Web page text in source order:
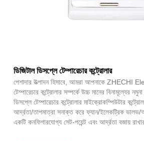
ডিজিটাল ডিসপ্লে টেম্পারেচার কন্ট্রোলার
পেশাদার উত্পাদন হিসাবে, আমরা আপনাকে ZHECHI
টেম্পারেচার কন্ট্রোলার সম্পর্কে উচ্চ মানের বিনামূল্যের
ডিসপ্লে টেম্পারেচার কন্ট্রোলার মাইক্রোকম্পিউটার
আর্দ্রতা/তাপমাত্রা সনাক্ত করে ফ্যান/ইলেকট্রিক ভালভ/
একটি কনফিগারযোগ্য সেট-পয়েন্ট এবং আর্দ্রতা বজায়